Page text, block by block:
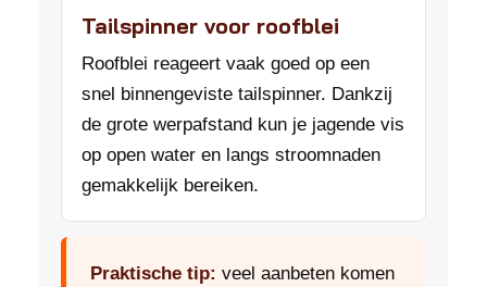
Tailspinner voor roofblei
Roofblei reageert vaak goed op een
snel binnengeviste tailspinner. Dankzij
de grote werpafstand kun je jagende vis
op open water en langs stroomnaden
gemakkelijk bereiken.
Praktische tip: veel aanbeten komen